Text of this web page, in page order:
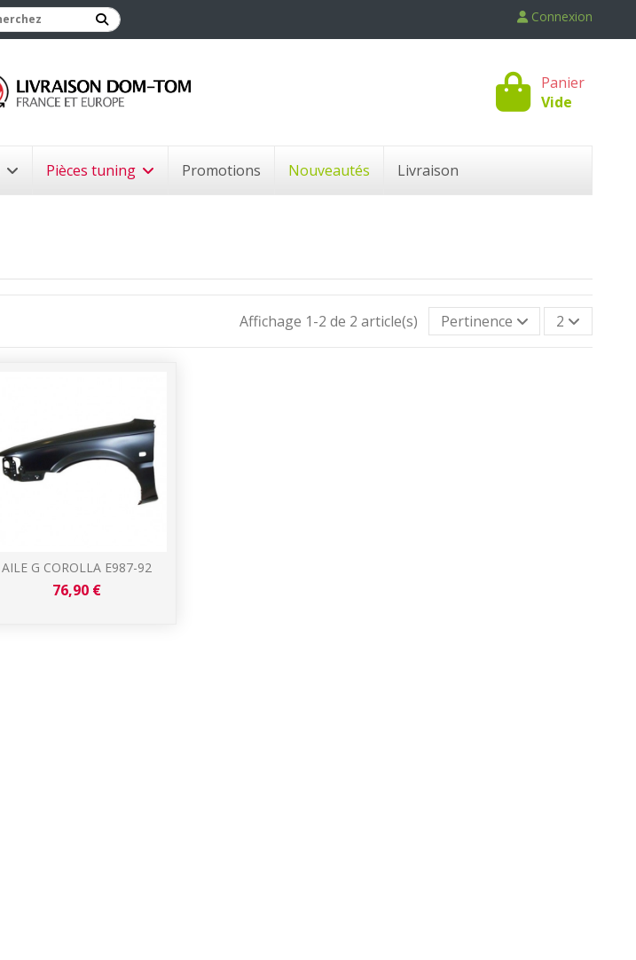
Connexion
Panier
Vide
Pièces tuning Promotions Nouveautés Livraison
Affichage 1-2 de 2 article(s) Pertinence 2
AILE G COROLLA E987-92
76,90 €